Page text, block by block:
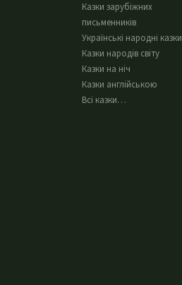
Казки зарубіжних
письменників
Українські народні казки
Казки народів світу
Казки на ніч
Казки англійською
Всі казки…